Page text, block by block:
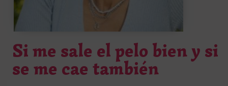
Si me sale el pelo bien y si
se me cae también